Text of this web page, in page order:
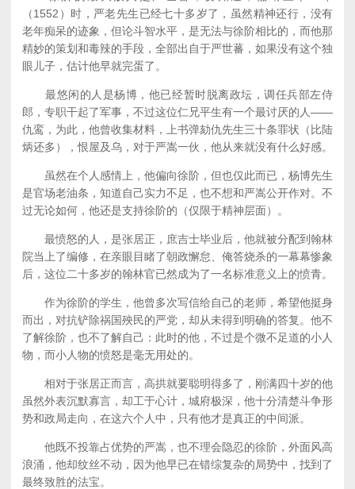
（1552）时，严老先生已经七十多岁了，虽然精神还行，没有
老年痴呆的迹象，但论斗智水平，是无法与徐阶相比的，而他那
精妙的策划和毒辣的手段，全部出自于严世蕃，如果没有这个独
眼儿子，估计他早就完蛋了。
最悠闲的人是杨博，他已经暂时脱离政坛，调任兵部左侍
郎，专职干起了军事，不过这位仁兄平生有一个最讨厌的人——
仇鸾，为此，他曾收集材料，上书弹劾仇先生三十条罪状（比陆
炳还多），恨屋及乌，对于严嵩一伙，他从来就没有什么好感。
虽然在个人感情上，他偏向徐阶，但也仅此而已，杨博先生
是官场老油条，知道自己实力不足，也不想和严嵩公开作对。不
过无论如何，他还是支持徐阶的（仅限于精神层面）。
最愤怒的人，是张居正，庶吉士毕业后，他就被分配到翰林
院当上了编修，在亲眼目睹了朝政懈怠、俺答烧杀的一幕幕惨象
后，这位二十多岁的翰林官已然成为了一名标准意义上的愤青。
作为徐阶的学生，他曾多次写信给自己的老师，希望他挺身
而出，对抗铲除祸国殃民的严党，却从未得到明确的答复。他不
了解徐阶，也不了解自己：此时的他，不过是个微不足道的小人
物，而小人物的愤怒是毫无用处的。
相对于张居正而言，高拱就要聪明得多了，刚满四十岁的他
虽然外表沉默寡言，却工于心计，城府极深，他十分清楚斗争形
势和政局走向，在这六个人中，只有他才是真正的中间派。
他既不投靠占优势的严嵩，也不理会隐忍的徐阶，外面风高
浪涌，他却纹丝不动，因为他早已在错综复杂的局势中，找到了
最终致胜的法宝。